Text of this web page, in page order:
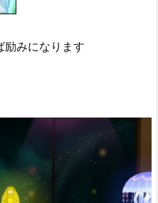
励みになります